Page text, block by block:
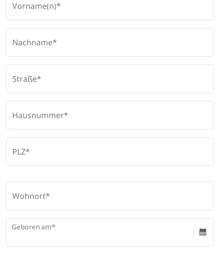
Vorname(n)
Nachname
Straße
Hausnummer
PLZ
Wohnort
Geboren am